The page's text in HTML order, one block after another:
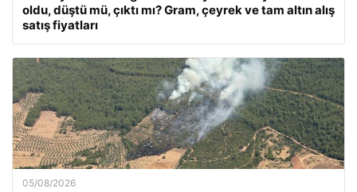
oldu, düştü mü, çıktı mı? Gram, çeyrek ve tam altın alış
satış fiyatları
05/08/2026